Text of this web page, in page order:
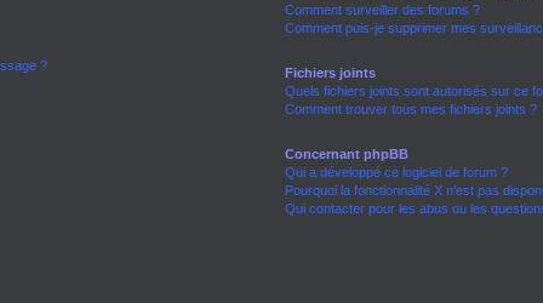
?
Comment surveiller des forums ?
Comment puis-je supprimer mes
Fichiers joints
Quels fichiers joints sont autorisés sur ce
Comment trouver tous mes fichiers joints ?
Concernant phpBB
Qui a développé ce logiciel de forum ?
Pourquoi la fonctionnalité X n’est pas
Qui contacter pour les abus ou les